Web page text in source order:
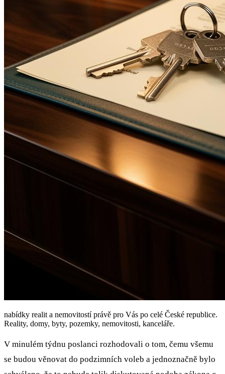
nabídky realit a nemovitostí právě pro Vás po celé České republice.
Reality, domy, byty, pozemky, nemovitosti, kanceláře.
V minulém týdnu poslanci rozhodovali o tom, čemu všemu
se budou věnovat do podzimních voleb a jednoznačně bylo